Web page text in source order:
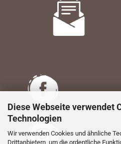
Diese Webseite verwendet
Technologien
Wir verwenden Cookies und ähnliche
Drittanbietern, um die ordentliche